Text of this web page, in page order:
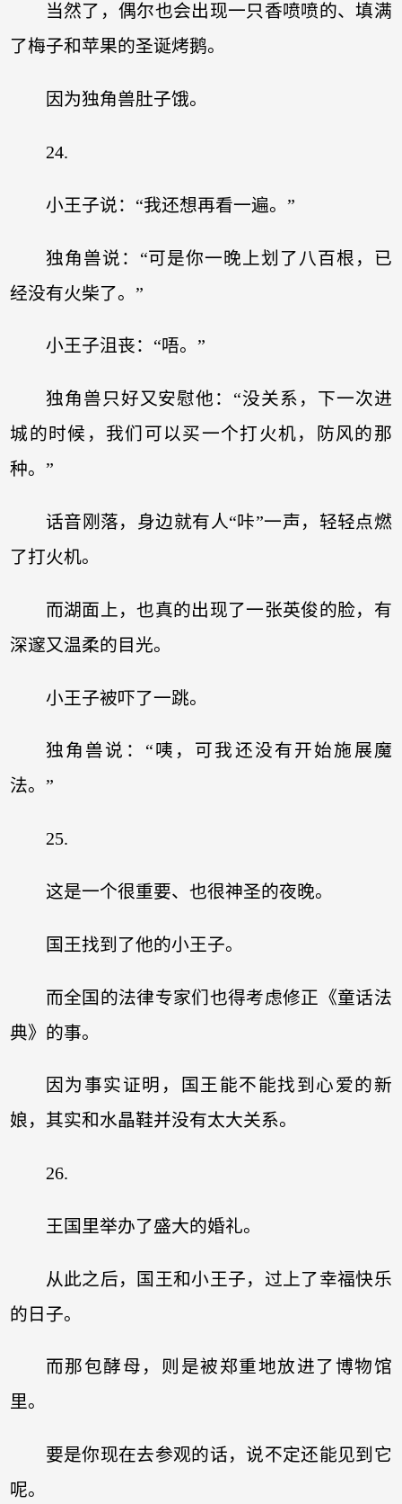
当然了，偶尔也会出现一只香喷喷的、填满
了梅子和苹果的圣诞烤鹅。
因为独角兽肚子饿。
24.
小王子说：“我还想再看一遍。”
独角兽说：“可是你一晚上划了八百根，已
经没有火柴了。”
小王子沮丧：“唔。”
独角兽只好又安慰他：“没关系，下一次进
城的时候，我们可以买一个打火机，防风的那
种。”
话音刚落，身边就有人“咔”一声，轻轻点燃
了打火机。
而湖面上，也真的出现了一张英俊的脸，有
深邃又温柔的目光。
小王子被吓了一跳。
独角兽说：“咦，可我还没有开始施展魔
法。”
25.
这是一个很重要、也很神圣的夜晚。
国王找到了他的小王子。
而全国的法律专家们也得考虑修正《童话法
典》的事。
因为事实证明，国王能不能找到心爱的新
娘，其实和水晶鞋并没有太大关系。
26.
王国里举办了盛大的婚礼。
从此之后，国王和小王子，过上了幸福快乐
的日子。
而那包酵母，则是被郑重地放进了博物馆
里。
要是你现在去参观的话，说不定还能见到它
呢。